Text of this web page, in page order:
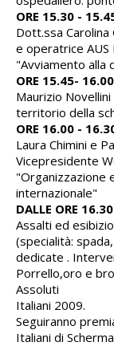
ORE 15.30 -
Dott.ssa
e operatrice AUS
"Avviamento alla
ORE 15.45- 16.00
Maurizio
territorio della
ORE 16.00 -
Laura Chimini e
Vicepresidente
"Organizzazione
internazionale"
DALLE ORE 16.30
Assalti ed
(specialità:
dedicate .
Porrello,oro e
Assoluti
Italiani 2009.
Seguiranno
Italiani di